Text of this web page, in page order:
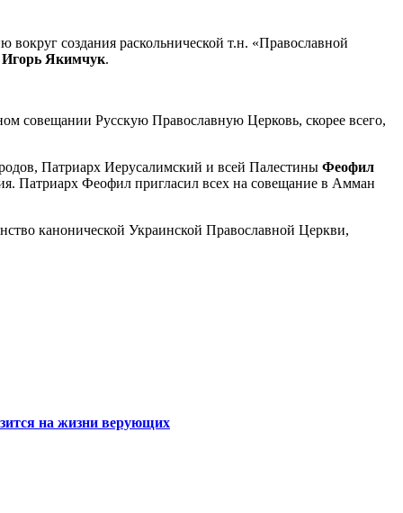
создания раскольнической т.н. «Православной
Игорь Якимчук.
совещании Русскую Православную Церковь, скорее всего,
Патриарх Иерусалимский и всей Палестины Феофил
Патриарх Феофил пригласил всех на совещание в Амман
канонической Украинской Православной Церкви,
на жизни верующих